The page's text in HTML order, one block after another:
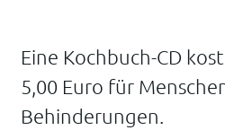
Eine Kochbuch-CD
5,00 Euro für
Behinderungen.